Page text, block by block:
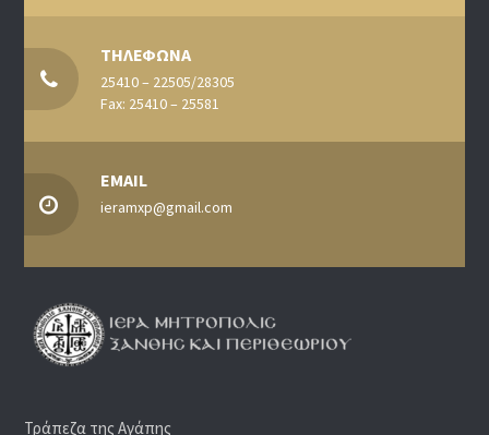
ΤΗΛΕΦΩΝΑ
25410 – 22505/28305
Fax: 25410 – 25581
EMAIL
ieramxp@gmail.com
Τράπεζα της Αγάπης